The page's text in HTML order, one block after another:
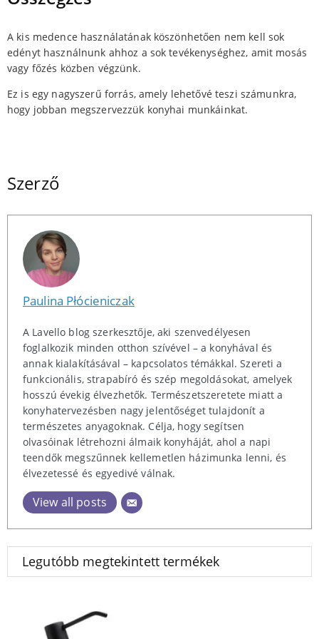
A kis medence használatának köszönhetően nem kell sok
edényt használnunk ahhoz a sok tevékenységhez, amit mosás
vagy főzés közben végzünk.
Ez is egy nagyszerű forrás, amely lehetővé teszi számunkra,
hogy jobban megszervezzük konyhai munkáinkat.
Szerző
Paulina Płócieniczak
A Lavello blog szerkesztője, aki szenvedélyesen
foglalkozik minden otthon szívével – a konyhával és
annak kialakításával – kapcsolatos témákkal. Szereti a
funkcionális, strapabíró és szép megoldásokat, amelyek
hosszú évekig élvezhetők. Természetszeretete miatt a
konyhatervezésben nagy jelentőséget tulajdonít a
természetes anyagoknak. Célja, hogy segítsen
olvasóinak létrehozni álmaik konyháját, ahol a napi
teendők megszűnnek kellemetlen házimunka lenni, és
élvezetessé és egyedivé válnak.
View all posts
Legutóbb megtekintett termékek